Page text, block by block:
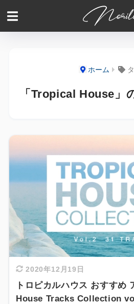
ホーム
「Tropical House」
2020年12月19日
トロピカルハウス おすすめ
House Tracks Collection